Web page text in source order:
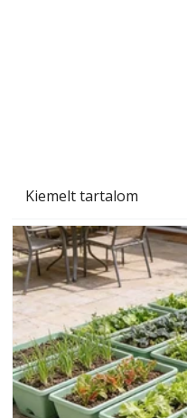
Kiemelt tartalom